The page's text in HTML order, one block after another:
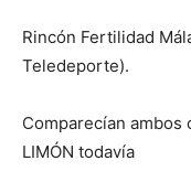
Rincón Fertilidad
Teledeporte).
Comparecían ambos
LIMÓN todavía